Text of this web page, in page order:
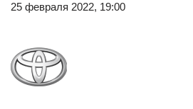
25 февраля 2022, 19:00